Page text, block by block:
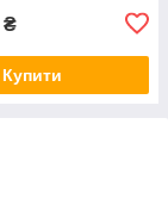
₴
Купити